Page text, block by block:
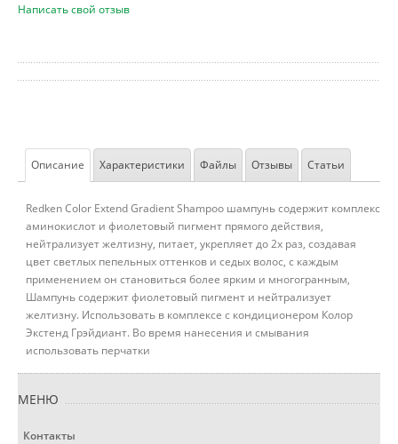
Написать свой отзыв
Описание Характеристики Файлы Отзывы Статьи
Redken Color Extend Gradient Shampoo шампунь содержит комплекс
аминокислот и фиолетовый пигмент прямого действия,
нейтрализует желтизну, питает, укрепляет до 2х раз, создавая
цвет светлых пепельных оттенков и седых волос, с каждым
применением он становиться более ярким и многогранным,
Шампунь содержит фиолетовый пигмент и нейтрализует
желтизну. Использовать в комплексе с кондиционером Колор
Экстенд Грэйдиант. Во время нанесения и смывания
использовать перчатки
МЕНЮ
Контакты